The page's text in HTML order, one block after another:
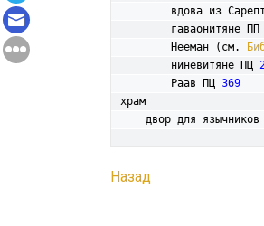
вдова из
	гаваонитяне ПП
	Нееман (см.
	ниневитяне ПЦ
	Раав ПЦ
369
храм
двор для
Назад